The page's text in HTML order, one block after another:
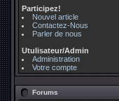
Participez!
Nouvel article
Contactez-Nous
Parler de nous
Utulisateur/Admin
Administration
Votre compte
Forums